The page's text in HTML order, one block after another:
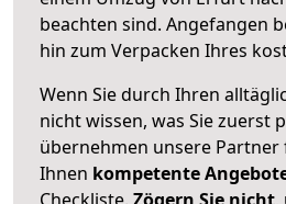
beachten sind. Angefangen
hin zum Verpacken Ihres
Wenn Sie durch Ihren
nicht wissen, was Sie zuerst
übernehmen unsere Partner
Ihnen kompetente